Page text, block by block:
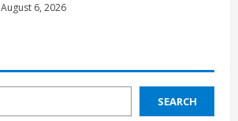
August 6, 2026
SEARCH